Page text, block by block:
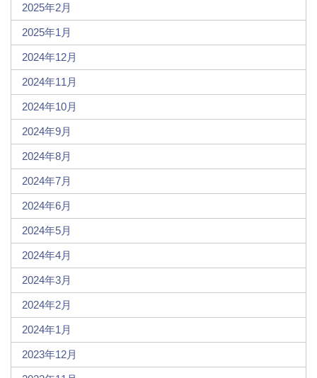
2025年2月
2025年1月
2024年12月
2024年11月
2024年10月
2024年9月
2024年8月
2024年7月
2024年6月
2024年5月
2024年4月
2024年3月
2024年2月
2024年1月
2023年12月